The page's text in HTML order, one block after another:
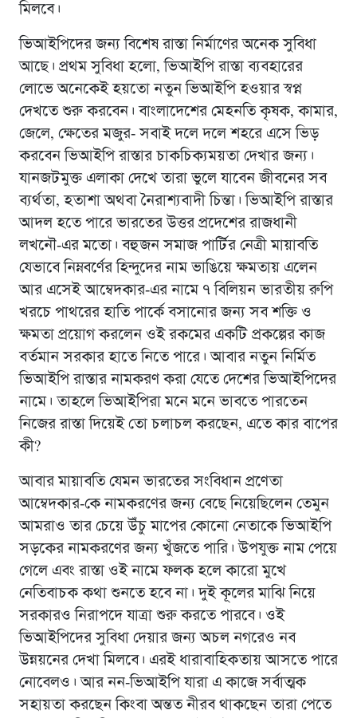
মিলবে।
ভিআইপিদের জন্য বিশেষ রাস্তা নির্মাণের অনেক সুবিধা
আছে। প্রথম সুবিধা হলাে, ভিআইপি রাস্তা ব্যবহারের
লোভে অনেকেই হয়তো নতুন ভিআইপি হওয়ার স্বপ্ন
দেখতে শুরু করবেন। বাংলাদেশের মেহনতি কৃষক, কামার,
জেলে, ক্ষেতের মজুর- সবাই দলে দলে শহরে এসে ভিড়
করবেন ভিআইপি রাস্তার চাকচিক্যময়তা দেখার জন্য।
যানজটমুক্ত এলাকা দেখে তারা ভুলে যাবেন জীবনের সব
ব্যর্থতা, হতাশা অথবা নৈরাশ্যবাদী চিন্তা। ভিআইপি রাস্তার
আদল হতে পারে ভারতের উত্তর প্রদেশের রাজধানী
লখনৌ-এর মতাে। বহুজন সমাজ পার্টির নেত্রী মায়াবতি
যেভাবে নিম্নবর্ণের হিন্দুদের নাম ভাঙিয়ে ক্ষমতায় এলেন
আর এসেই আম্বেদকার-এর নামে ৭ বিলিয়ন ভারতীয় রুপি
খরচে পাথরের হাতি পার্কে বসানোর জন্য সব শক্তি ও
ক্ষমতা প্রয়োগ করলেন ওই রকমের একটি প্রকল্পের কাজ
বর্তমান সরকার হাতে নিতে পারে। আবার নতুন নির্মিত
ভিআইপি রাস্তার নামকরণ করা যেতে দেশের ভিআইপিদের
নামে। তাহলে ভিআইপিরা মনে মনে ভাবতে পারতেন
নিজের রাস্তা দিয়েই তো চলাচল করছেন, এতে কার বাপের
কী?
আবার মায়াবতি যেমন ভারতের সংবিধান প্রণেতা
আম্বেদকার-কে নামকরণের জন্য বেছে নিয়েছিলেন তেমুন
আমরাও তার চেয়ে উঁচু মাপের কোনাে নেতাকে ভিআইপি
সড়কের নামকরণের জন্য খুঁজতে পারি। উপযুক্ত নাম পেয়ে
গেলে এবং রাস্তা ওই নামে ফলক হলে কারো মুখে
নেতিবাচক কথা শুনতে হবে না। দুই কূলের মাঝি নিয়ে
সরকারও নিরাপদে যাত্রা শুরু করতে পারবে। ওই
ভিআইপিদের সুবিধা দেয়ার জন্য অচল নগরেও নব
উন্নয়নের দেখা মিলবে। এরই ধারাবাহিকতায় আসতে পারে
নোবেলও। আর নন-ভিআইপি যারা এ কাজে সর্বাত্মক
সহায়তা করছেন কিংবা অন্তত নীরব থাকছেন তারা পেতে